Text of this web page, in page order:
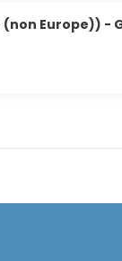
Europe)) -